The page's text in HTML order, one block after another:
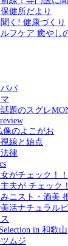
健所だより
く! 健康づくり
フケア 癒やし
パ
題のスグレ
像のよこがお
線と始点
律
がチェック！
夫が チェック
ニスト・酒美
活ナチュラル
in 和歌山
ムジ